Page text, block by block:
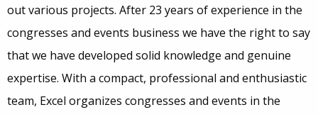
out various projects. After 23 years of experience in the
congresses and events business we have the right to say
that we have developed solid knowledge and genuine
expertise. With a compact, professional and enthusiastic
team, Excel organizes congresses and events in the